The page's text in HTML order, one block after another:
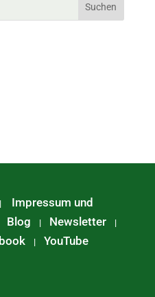
Impressum und
Blog | Newsletter |
| YouTube